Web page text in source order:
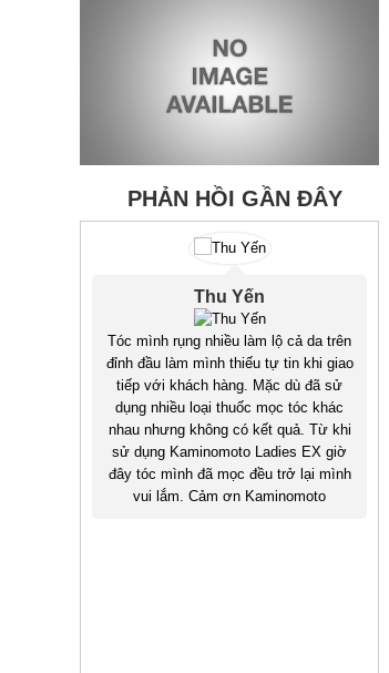
PHẢN HỒI GẦN ĐÂY
Thu Yến
Tóc mình rụng nhiều làm lộ cả da trên
đỉnh đầu làm mình thiếu tự tin khi giao
tiếp với khách hàng. Mặc dù đã sử
dụng nhiều loại thuốc mọc tóc khác
nhau nhưng không có kết quả. Từ khi
sử dụng Kaminomoto Ladies EX giờ
đây tóc mình đã mọc đều trở lại mình
vui lắm. Cảm ơn Kaminomoto